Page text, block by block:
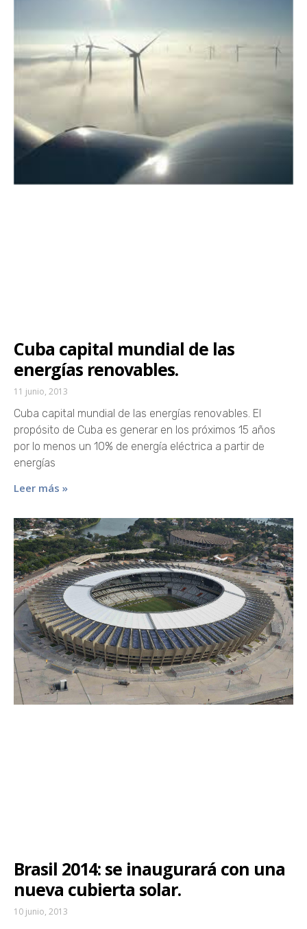
Cuba capital mundial de las
energías renovables.
11 junio, 2013
Cuba capital mundial de las energías renovables. El
propósito de Cuba es generar en los próximos 15 años
por lo menos un 10% de energía eléctrica a partir de
energías
Leer más »
Brasil 2014: se inaugurará con una
nueva cubierta solar.
10 junio, 2013